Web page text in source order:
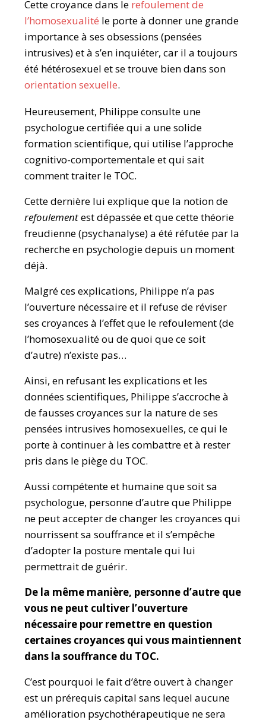
Cette croyance dans le refoulement de
l’homosexualité le porte à donner une grande
importance à ses obsessions (pensées
intrusives) et à s’en inquiéter, car il a toujours
été hétérosexuel et se trouve bien dans son
orientation sexuelle.
Heureusement, Philippe consulte une
psychologue certifiée qui a une solide
formation scientifique, qui utilise l’approche
cognitivo-comportementale et qui sait
comment traiter le TOC.
Cette dernière lui explique que la notion de
refoulementest dépassée et que cette théorie
freudienne (psychanalyse) a été réfutée par la
recherche en psychologie depuis un moment
déjà.
Malgré ces explications, Philippe n’a pas
l’ouverture nécessaire et il refuse de réviser
ses croyances à l’effet que le refoulement (de
l’homosexualité ou de quoi que ce soit
d’autre) n’existe pas…
Ainsi, en refusant les explications et les
données scientifiques, Philippe s’accroche à
de fausses croyances sur la nature de ses
pensées intrusives homosexuelles, ce qui le
porte à continuer à les combattre et à rester
pris dans le piège du TOC.
Aussi compétente et humaine que soit sa
psychologue, personne d’autre que Philippe
ne peut accepter de changer les croyances qui
nourrissent sa souffrance et il s’empêche
d’adopter la posture mentale qui lui
permettrait de guérir.
De la même manière, personne d’autre que
vous ne peut cultiver l’ouverture
nécessaire pour remettre en question
certaines croyances qui vous maintiennent
dans la souffrance du TOC.
C’est pourquoi le fait d’être ouvert à changer
est un prérequis capital sans lequel aucune
amélioration psychothérapeutique ne sera